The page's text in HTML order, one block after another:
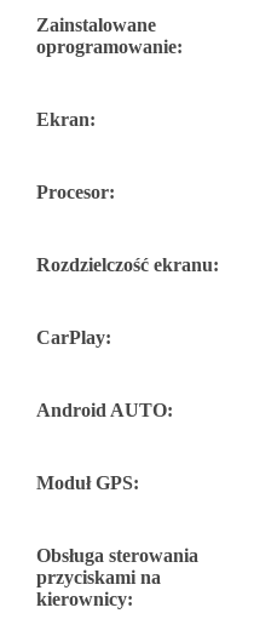
Zainstalowane
oprogramowanie:
Ekran:
Procesor:
Rozdzielczość ekranu:
CarPlay:
Android AUTO:
Moduł GPS:
Obsługa sterowania
przyciskami na
kierownicy: